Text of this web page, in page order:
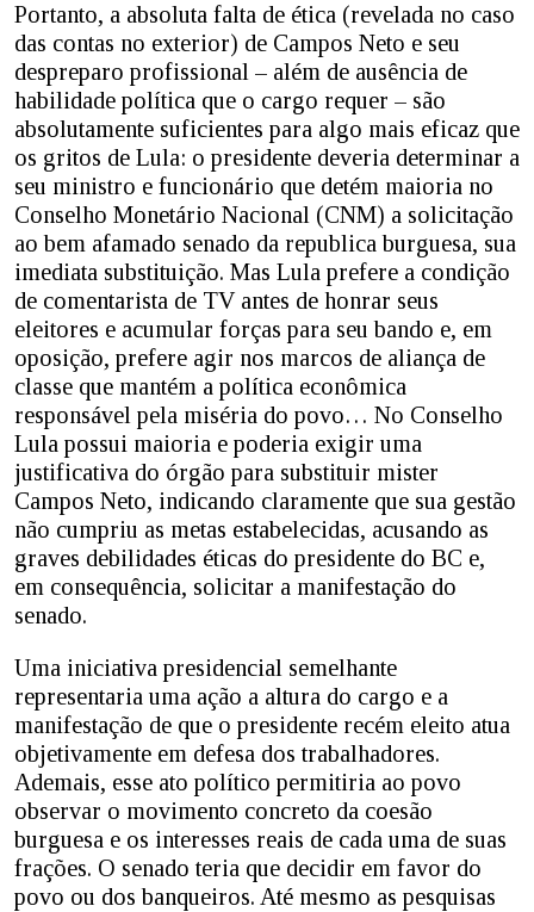
Portanto, a absoluta falta de ética (revelada no caso
das contas no exterior) de Campos Neto e seu
despreparo profissional – além de ausência de
habilidade política que o cargo requer – são
absolutamente suficientes para algo mais eficaz que
os gritos de Lula: o presidente deveria determinar a
seu ministro e funcionário que detém maioria no
Conselho Monetário Nacional (CNM) a solicitação
ao bem afamado senado da republica burguesa, sua
imediata substituição. Mas Lula prefere a condição
de comentarista de TV antes de honrar seus
eleitores e acumular forças para seu bando e, em
oposição, prefere agir nos marcos de aliança de
classe que mantém a política econômica
responsável pela miséria do povo… No Conselho
Lula possui maioria e poderia exigir uma
justificativa do órgão para substituir mister
Campos Neto, indicando claramente que sua gestão
não cumpriu as metas estabelecidas, acusando as
graves debilidades éticas do presidente do BC e,
em consequência, solicitar a manifestação do
senado.
Uma iniciativa presidencial semelhante
representaria uma ação a altura do cargo e a
manifestação de que o presidente recém eleito atua
objetivamente em defesa dos trabalhadores.
Ademais, esse ato político permitiria ao povo
observar o movimento concreto da coesão
burguesa e os interesses reais de cada uma de suas
frações. O senado teria que decidir em favor do
povo ou dos banqueiros. Até mesmo as pesquisas